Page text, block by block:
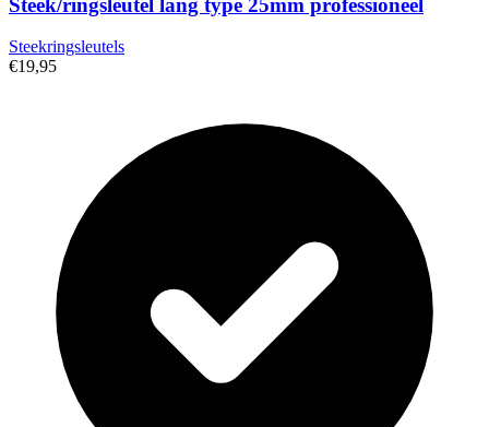
Steekringsleutels
€19,95